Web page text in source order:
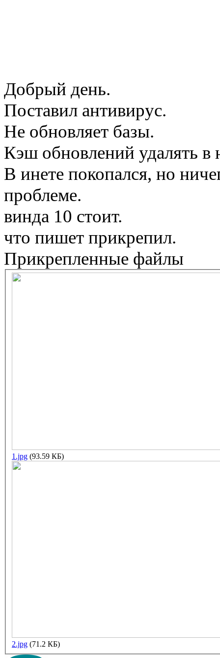
Добрый день.
Поставил антивирус.
Не обновляет базы.
Кэш обновлений удалять в
В инете покопался, но
проблеме.
винда 10 стоит.
что пишет прикрепил.
Прикрепленные файлы
1.jpg (93.59 КБ)
2.jpg (71.2 КБ)